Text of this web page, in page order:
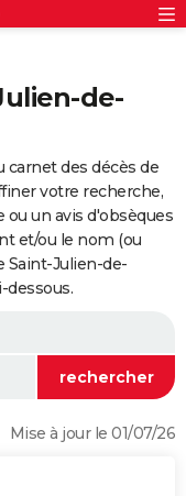
de-
des décès de
votre recherche,
ou un avis d'obsèques
et/ou le nom (ou
Saint-Julien-de-
dessous.
Mise à jour le 01/07/26